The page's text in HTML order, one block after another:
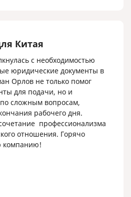
Китая
с необходимостью
юридические документы в
Орлов не только помог
для подачи, но и
сложным вопросам,
рабочего дня.
профессионализма
отношения. Горячо
компанию!